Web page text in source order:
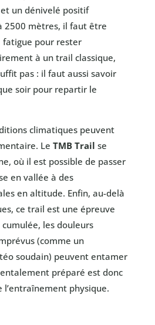
un dénivelé positif
2500 mètres, il faut être
fatigue pour rester
à un trail classique,
pas : il faut aussi savoir
soir pour repartir le
climatiques peuvent
Le TMB Trail se
où il est possible de passer
en vallée à des
en altitude. Enfin, au-delà
ce trail est une épreuve
les douleurs
(comme un
soudain) peuvent entamer
préparé est donc
physique.